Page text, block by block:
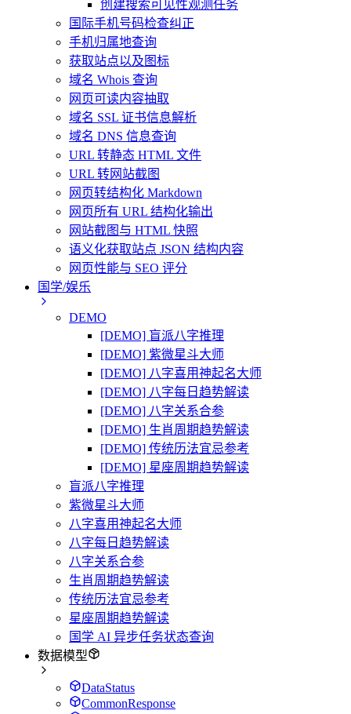
创建搜索可见性观测任务
国际手机号码检查纠正
手机归属地查询
获取站点以及图标
域名 Whois 查询
网页可读内容抽取
域名 SSL 证书信息解析
域名 DNS 信息查询
URL 转静态 HTML 文件
URL 转网站截图
网页转结构化 Markdown
网页所有 URL 结构化输出
网站截图与 HTML 快照
语义化获取站点 JSON 结构内容
网页性能与 SEO 评分
国学/娱乐
DEMO
[DEMO] 盲派八字推理
[DEMO] 紫微星斗大师
[DEMO] 八字喜用神起名大师
[DEMO] 八字每日趋势解读
[DEMO] 八字关系合参
[DEMO] 生肖周期趋势解读
[DEMO] 传统历法宜忌参考
[DEMO] 星座周期趋势解读
盲派八字推理
紫微星斗大师
八字喜用神起名大师
八字每日趋势解读
八字关系合参
生肖周期趋势解读
传统历法宜忌参考
星座周期趋势解读
国学 AI 异步任务状态查询
数据模型
DataStatus
CommonResponse